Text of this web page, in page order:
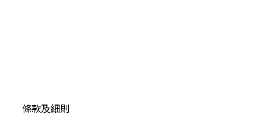
條款及細則